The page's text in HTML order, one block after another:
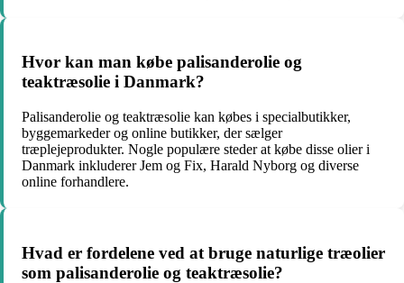
Hvor kan man købe palisanderolie og
teaktræsolie i Danmark?
Palisanderolie og teaktræsolie kan købes i specialbutikker,
byggemarkeder og online butikker, der sælger
træplejeprodukter. Nogle populære steder at købe disse olier i
Danmark inkluderer Jem og Fix, Harald Nyborg og diverse
online forhandlere.
Hvad er fordelene ved at bruge naturlige træolier
som palisanderolie og teaktræsolie?